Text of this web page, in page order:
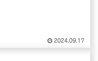
2024.09.17